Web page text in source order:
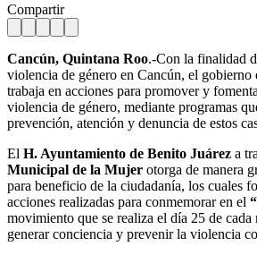
Compartir
Cancún, Quintana Roo.-Con la finalidad
violencia de género en Cancún, el gobierno
trabaja en acciones para promover y
violencia de género, mediante programas
prevención, atención y denuncia de estos
El H. Ayuntamiento de Benito Juárez a
Municipal de la Mujer otorga de manera
para beneficio de la ciudadanía, los cuales
acciones realizadas para conmemorar en el
movimiento que se realiza el día 25 de cada
generar conciencia y prevenir la violencia